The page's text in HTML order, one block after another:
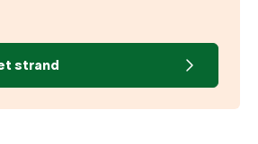
strand